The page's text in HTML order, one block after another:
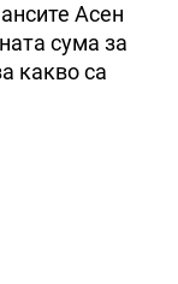
Асен
сума за
какво са